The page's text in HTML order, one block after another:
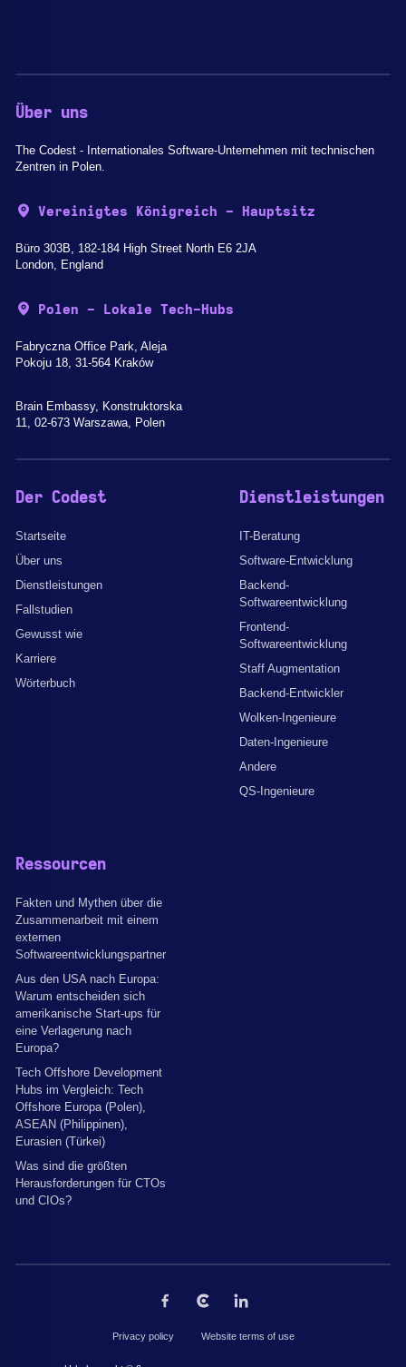
Über uns
The Codest - Internationales Software-Unternehmen mit technischen
Zentren in Polen.
Vereinigtes Königreich - Hauptsitz
Büro 303B, 182-184 High Street North E6 2JA
London, England
Polen - Lokale Tech-Hubs
Fabryczna Office Park, Aleja
Pokoju 18, 31-564 Kraków
Brain Embassy, Konstruktorska
11, 02-673 Warszawa, Polen
Der Codest
Startseite
Über uns
Dienstleistungen
Fallstudien
Gewusst wie
Karriere
Wörterbuch
Dienstleistungen
IT-Beratung
Software-Entwicklung
Backend-
Softwareentwicklung
Frontend-
Softwareentwicklung
Staff Augmentation
Backend-Entwickler
Wolken-Ingenieure
Daten-Ingenieure
Andere
QS-Ingenieure
Ressourcen
Fakten und Mythen über die
Zusammenarbeit mit einem
externen
Softwareentwicklungspartner
Aus den USA nach Europa:
Warum entscheiden sich
amerikanische Start-ups für
eine Verlagerung nach
Europa?
Tech Offshore Development
Hubs im Vergleich: Tech
Offshore Europa (Polen),
ASEAN (Philippinen),
Eurasien (Türkei)
Was sind die größten
Herausforderungen für CTOs
und CIOs?
Privacy policy Website terms of use